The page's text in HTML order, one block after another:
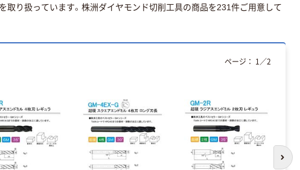
取り扱っています。株洲ダイヤモンド切削工具の商品を231件ご用意して
ページ： 1 ／2
次